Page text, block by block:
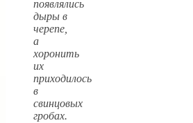
появлялись
дыры в
черепе,
а
хоронить
их
приходилось
в
свинцовых
гробах.